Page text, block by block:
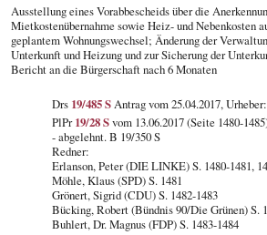
Ausstellung eines Vorabbescheids über die
Mietkostenübernahme sowie Heiz- und Nebenkosten
geplantem Wohnungswechsel; Änderung der
Unterkunft und Heizung und zur Sicherung der
Bericht an die Bürgerschaft nach 6 Monaten
Drs 19/485 SAntrag vom 25.04.2017,
PlPr19/28 Svom 13.06.2017 (Seite 1480-
- abgelehnt. B 19/350 S
Redner:
Erlanson, Peter (DIE LINKE) S. 1480-1481,
Möhle, Klaus (SPD) S. 1481
Grönert, Sigrid (CDU) S. 1482-1483
Bücking, Robert (Bündnis 90/Die Grünen) S.
Buhlert, Dr. Magnus (FDP) S. 1483-1484